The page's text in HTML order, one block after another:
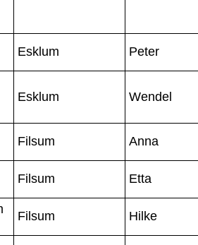
Esklum Peter
Esklum Wendel
Filsum Anna
Filsum Etta
Filsum Hilke